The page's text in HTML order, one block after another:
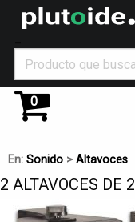
0
En: Sonido > Altavoces
2 ALTAVOCES DE